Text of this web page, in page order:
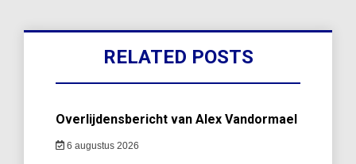
RELATED POSTS
Overlijdensbericht van Alex Vandormael
6 augustus 2026